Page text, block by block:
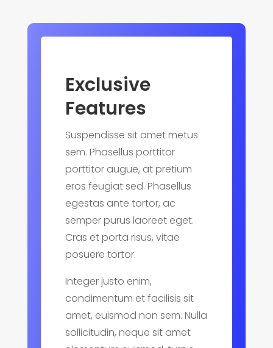
Exclusive
Features
Suspendisse sit amet metus
sem. Phasellus porttitor
porttitor augue, at pretium
eros feugiat sed. Phasellus
egestas ante tortor, ac
semper purus laoreet eget.
Cras et porta risus, vitae
posuere tortor.
Integer justo enim,
condimentum et facilisis sit
amet, euismod non sem. Nulla
sollicitudin, neque sit amet